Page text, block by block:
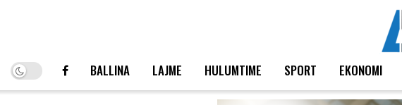
BALLINA LAJME HULUMTIME SPORT EKONOMI